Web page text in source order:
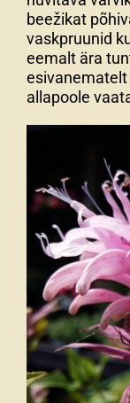
beežikat
vaskpruunid
eemalt ära
esivanematelt
allapoole